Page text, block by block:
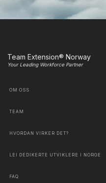
Team Extension® Norway
Your Leading Workforce Partner
OM OSS
TEAM
HVORDAN VIRKER DET?
LEI DEDIKERTE UTVIKLERE I NORGE
FAQ